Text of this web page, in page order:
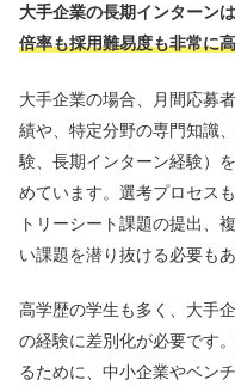
大手企業の長期インターンは
倍率も採用難易度も非常に
大手企業の場合、月間応募
績や、特定分野の専門知識
験、長期インターン経験）
めています。選考プロセス
トリーシート課題の提出、
い課題を潜り抜ける必要もあ
高学歴の学生も多く、大手
の経験に差別化が必要です
るために、中小企業やベン